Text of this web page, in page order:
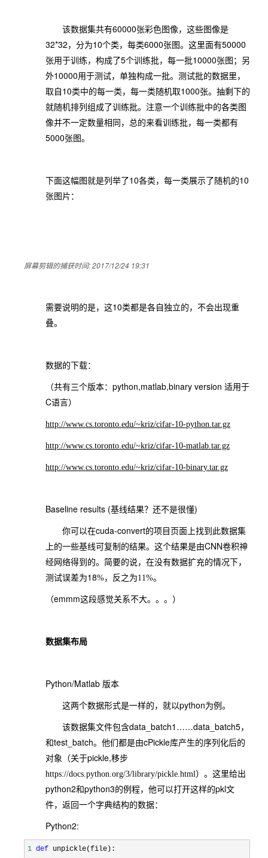
该数据集共有60000张彩色图像，这些图像是
32*32 ，分为10个类，每类6000张图。这里面有50000
张用于训练，构成了5个训练批，每一批10000张图；另
外10000用于测试，单独构成一批。测试批的数据里，
取自 10类中的每一类，每一类随机取1000张。抽剩下的
就随机排列组成了训练批。注意一个训练批中的各类图
像并不一定数量相同，总的来看训练批，每一类都有
5000张图。
下面这幅图就是列举了10各类，每一类展示了随机的10
张图片：
屏幕剪辑的捕获时间: 2017/12/24 19:31
需要说明的是，这10类都是各自独立的，不会出现重
叠。
数据的下载：
（共有三个版本： python,matlab,binary version 适用于
C语言）
http://www.cs.toronto.edu/~kriz/cifar-10-python.tar.gz
http://www.cs.toronto.edu/~kriz/cifar-10-matlab.tar.gz
http://www.cs.toronto.edu/~kriz/cifar-10-binary.tar.gz
Baseline results (基线结果？还不是很懂)
你可以在cuda-convert的项目页面上找到此数据集
上的一些基线可复制的结果。这个结果是由CNN卷积神
经网络得到的。简要的说，在没有数据扩充的情况下，
测试误差为18%，反之为11%。
（emmm这段感觉关系不大。。。）
数据集布局
Python/Matlab 版本
这两个数据形式是一样的，就以python为例。
该数据集文件包含data_batch1……data_batch5，
和test_batch。他们都是由cPickle库产生的序列化后的
对象（关于pickle,移步
https://docs.python.org/3/library/pickle.html）。这里给出
python2和python3的例程，他可以打开这样的pkl文
件，返回一个字典结构的数据：
Python2:
1 def